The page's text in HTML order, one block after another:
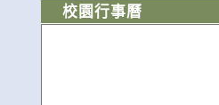
校園行事曆